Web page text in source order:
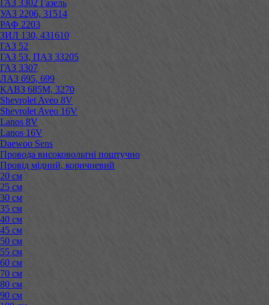
ГАЗ 3302 Газель
УАЗ 2206, 31514
РАФ 2203
ЗИЛ 130, 431610
ГАЗ 52
ГАЗ 53, ПАЗ 33205
ГАЗ 3307
ЛАЗ 695, 699
КАВЗ 685М, 3270
Shevrolet Aveo 8V
Shevrolet Aveo 16V
Lanos 8V
Lanos 16V
Daewoo Sens
Провода високовольтні поштучно
Провід мідний, коричневий
20 см
25 см
30 см
35 см
40 см
45 см
50 см
55 см
60 см
70 см
80 см
90 см